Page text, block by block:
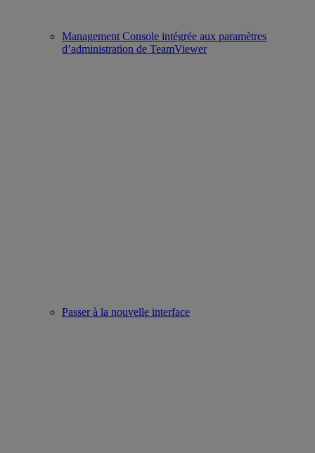
Management Console intégrée aux paramètres
d’administration de TeamViewer
Passer à la nouvelle interface